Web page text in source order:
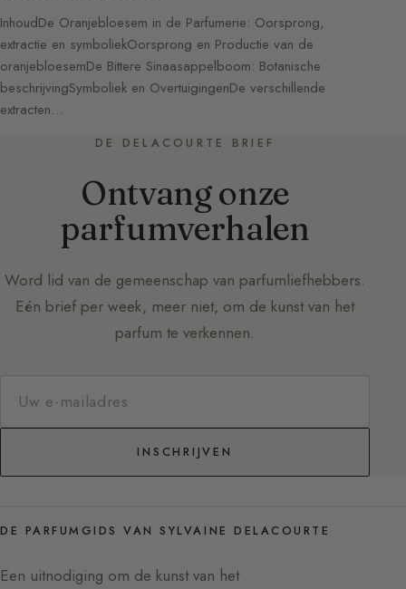
InhoudDe Oranjebloesem in de Parfumerie: Oorsprong,
extractie en symboliekOorsprong en Productie van de
oranjebloesemDe Bittere Sinaasappelboom: Botanische
beschrijvingSymboliek en OvertuigingenDe verschillende
extracten…
DE DELACOURTE BRIEF
Ontvang onze
parfumverhalen
Word lid van de gemeenschap van parfumliefhebbers.
Eén brief per week, meer niet, om de kunst van het
parfum te verkennen.
INSCHRIJVEN
DE PARFUMGIDS VAN SYLVAINE DELACOURTE
Een uitnodiging om de kunst van het